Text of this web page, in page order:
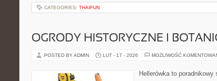
CATEGORIES: THAIFUN
OGRODY HISTORYCZNE I
POSTED BY ADMIN LUT - 17 - 2026 MOŻLIWOŚĆ
Hellerówka to